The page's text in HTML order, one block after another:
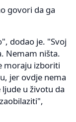
govori da ga
dodao je. "Svoj
Nemam ništa.
moraju izboriti
jer ovdje nema
u životu da